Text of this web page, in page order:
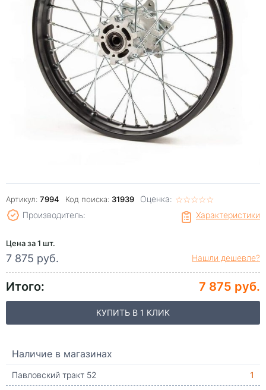
Артикул: 7994 Код поиска: 31939 Оценка: ☆☆☆☆☆
★★★★★
Характеристики
Производитель:
Цена за 1 шт.
7 875 руб. Нашли дешевле?
Итого: 7 875 руб.
КУПИТЬ В 1 КЛИК
Наличие в магазинах
Павловский тракт 52
1